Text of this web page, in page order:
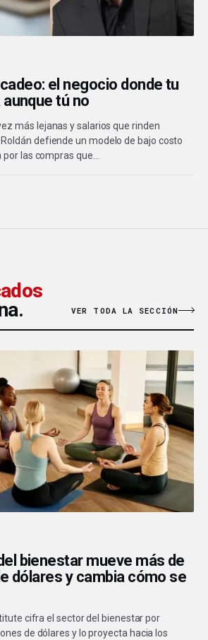
el negocio donde tu
tú no
más lejanas y salarios que rinden
defiende un modelo de bajo costo
las compras que…
VER TODA LA SECCIÓN
bienestar mueve más de
dólares y cambia cómo se
cifra el sector del bienestar por
de dólares y lo proyecta hacia los